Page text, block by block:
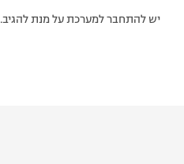
יש להתחבר למערכת על מנת להגיב.